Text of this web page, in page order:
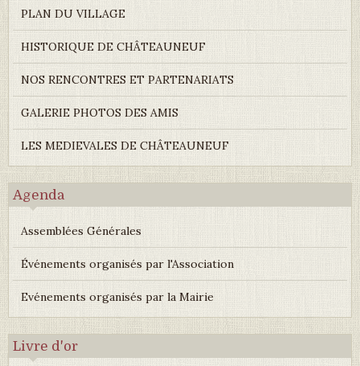
PLAN DU VILLAGE
HISTORIQUE DE CHÂTEAUNEUF
NOS RENCONTRES ET PARTENARIATS
GALERIE PHOTOS DES AMIS
LES MEDIEVALES DE CHÂTEAUNEUF
Agenda
Assemblées Générales
Événements organisés par l'Association
Evénements organisés par la Mairie
Livre d'or